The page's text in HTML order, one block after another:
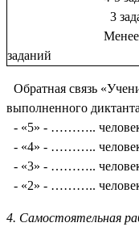
3
Менее
заданий
Обратная связь
выполненного
- «5» - ………..
- «4» - ………..
- «3» - ………..
- «2» - ………..
4. Самостоятельная